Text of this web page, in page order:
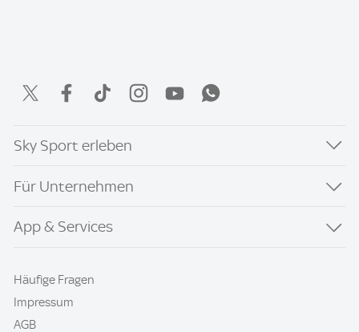
Sky Sport erleben
Für Unternehmen
App & Services
Häufige Fragen
Impressum
AGB